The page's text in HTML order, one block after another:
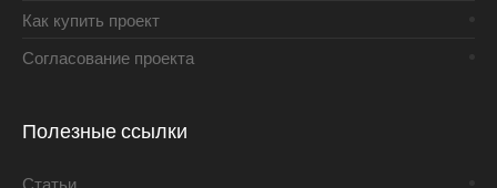
Как купить проект
Согласование проекта
Полезные ссылки